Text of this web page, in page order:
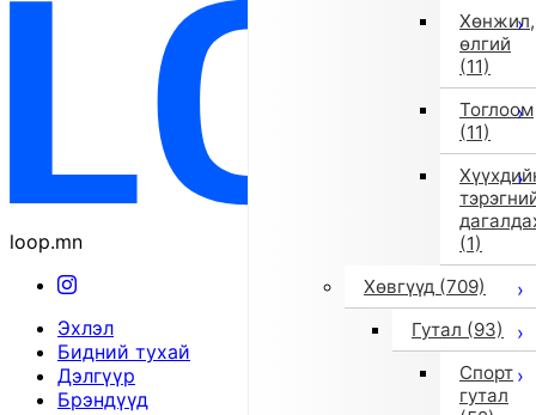
Хөнжил,
өлгий
(11)
Тоглоом
(11)
(1)
Хөвгүүд (709)
Гутал (93)
Спорт
гутал
loop.mn
Эхлэл
Бидний тухай
Дэлгүүр
Брэндүүд